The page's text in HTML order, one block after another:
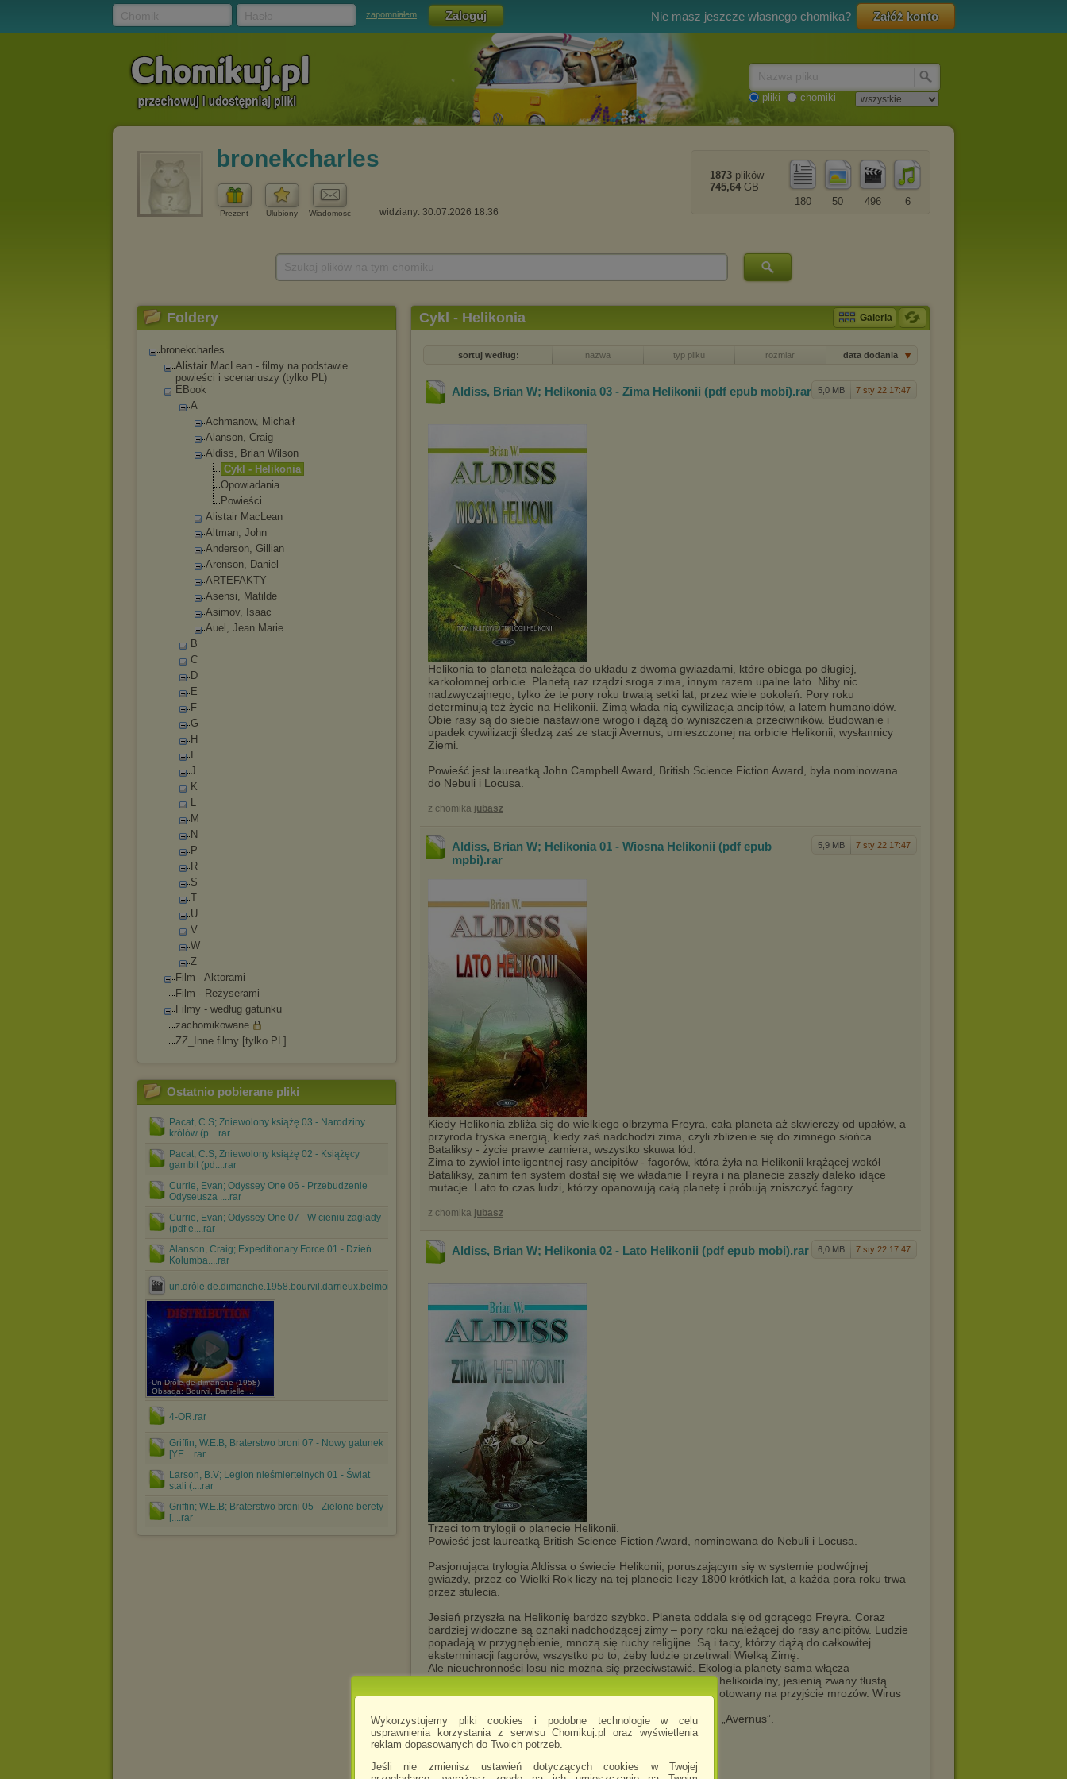
Wykorzystujemy pliki cookies i podobne technologie w celu
usprawnienia korzystania z serwisu Chomikuj.pl oraz wyświetlenia
reklam dopasowanych do Twoich potrzeb.
Jeśli nie zmienisz ustawień dotyczących cookies w Twojej
zapomniałem Nie masz jeszcze własnego chomika? Załóż konto
pliki chomiki
bronekcharles
Prezent Ulubiony Wiadomość widziany: 30.07.2026 18:36
6
496
50
180
1873 plików
745,64 GB
Foldery
bronekcharles
Alistair MacLean - filmy na podstawie
powieści i scenariuszy (tylko PL)
EBook
A
Achmanow, Michaił
Alanson, Craig
Aldiss, Brian Wilson
Cykl - Helikonia
Opowiadania
Powieści
Alistair MacLean
Altman, John
Anderson, Gillian
Arenson, Daniel
ARTEFAKTY
Asensi, Matilde
Asimov, Isaac
Auel, Jean Marie
B
C
D
E
F
G
H
J
K
L
M
N
P
R
S
T
U
V
W
Z
Film - Aktorami
Film - Reżyserami
Filmy - według gatunku
zachomikowane
ZZ_Inne filmy [tylko PL]
Ostatnio pobierane pliki
Pacat, C.S; Zniewolony książę 03 - Narodziny
królów (p....rar
Pacat, C.S; Zniewolony książę 02 - Książęcy
gambit (pd....rar
Currie, Evan; Odyssey One 06 - Przebudzenie
Odyseusza ....rar
Currie, Evan; Odyssey One 07 - W cieniu zagłady
(pdf e....rar
Alanson, Craig; Expeditionary Force 01 - Dzień
Kolumba....rar
un.drôle.de.dimanche.1958.bourvil.darrieux.belmondo.dv....mkv
Un Drôle de dimanche (1958)
Obsada: Bourvil, Danielle ...
4-OR.rar
Griffin; W.E.B; Braterstwo broni 07 - Nowy gatunek
[YE....rar
Larson, B.V; Legion nieśmiertelnych 01 - Świat
stali (....rar
Griffin; W.E.B; Braterstwo broni 05 - Zielone berety
[....rar
Cykl - Helikonia Galeria
sortuj według: nazwa typ pliku rozmiar data dodania
5,0 MB 7 sty 22 17:47
Aldiss, Brian W; Helikonia 03 - Zima Helikonii (pdf epub mobi).rar
Helikonia to planeta należąca do układu z dwoma gwiazdami, które obiega po długiej,
karkołomnej orbicie. Planetą raz rządzi sroga zima, innym razem upalne lato. Niby nic
nadzwyczajnego, tylko że te pory roku trwają setki lat, przez wiele pokoleń. Pory roku
determinują też życie na Helikonii. Zimą włada nią cywilizacja ancipitów, a latem humanoidów.
Obie rasy są do siebie nastawione wrogo i dążą do wyniszczenia przeciwników. Budowanie i
upadek cywilizacji śledzą zaś ze stacji Avernus, umieszczonej na orbicie Helikonii, wysłannicy
Ziemi.
Powieść jest laureatką John Campbell Award, British Science Fiction Award, była nominowana
do Nebuli i Locusa.
z chomika jubasz
5,9 MB 7 sty 22 17:47
Aldiss, Brian W; Helikonia 01 - Wiosna Helikonii (pdf epub
mpbi).rar
Kiedy Helikonia zbliża się do wielkiego olbrzyma Freyra, cała planeta aż skwierczy od upałów, a
przyroda tryska energią, kiedy zaś nadchodzi zima, czyli zbliżenie się do zimnego słońca
Bataliksy - życie prawie zamiera, wszystko skuwa lód.
Zima to żywioł inteligentnej rasy ancipitów - fagorów, która żyła na Helikonii krążącej wokół
Bataliksy, zanim ten system dostał się we władanie Freyra i na planecie zaszły daleko idące
mutacje. Lato to czas ludzi, którzy opanowują całą planetę i próbują zniszczyć fagory.
z chomika jubasz
6,0 MB 7 sty 22 17:47
Aldiss, Brian W; Helikonia 02 - Lato Helikonii (pdf epub mobi).rar
Trzeci tom trylogii o planecie Helikonii.
Powieść jest laureatką British Science Fiction Award, nominowana do Nebuli i Locusa.
Pasjonująca trylogia Aldissa o świecie Helikonii, poruszającym się w systemie podwójnej
gwiazdy, przez co Wielki Rok liczy na tej planecie liczy 1800 krótkich lat, a każda pora roku trwa
przez stulecia.
Jesień przyszła na Helikonię bardzo szybko. Planeta oddala się od gorącego Freyra. Coraz
bardziej widoczne są oznaki nadchodzącej zimy – pory roku należącej do rasy ancipitów. Ludzie
popadają w przygnębienie, mnożą się ruchy religijne. Są i tacy, którzy dążą do całkowitej
eksterminacji fagorów, wszystko po to, żeby ludzie przetrwali Wielką Zimę.
Ale nieuchronności losu nie można się przeciwstawić. Ekologia planety sama włącza
mechanizmy pozwalające rasie ludzkiej przetrwać – wirus helikoidalny, jesienią zwany tłustą
śmiercią, zbiera krwawe żniwo. Kto przeżyje ten jest przygotowany na przyjście mrozów. Wirus
Zmiany widać także na krążącej na orbicie ziemskiej stacji „Avernus”.
z chomika jubasz